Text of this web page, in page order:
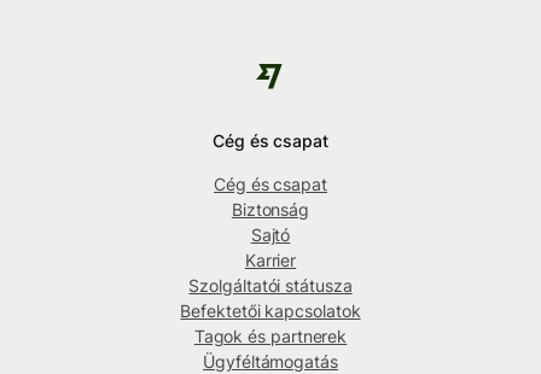
Cég és csapat
Cég és csapat
Biztonság
Sajtó
Karrier
Szolgáltatói státusza
Befektetői kapcsolatok
Tagok és partnerek
Ügyféltámogatás